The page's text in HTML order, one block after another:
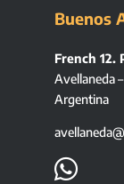
Buenos
French 12.
Avellaneda
Argentina
